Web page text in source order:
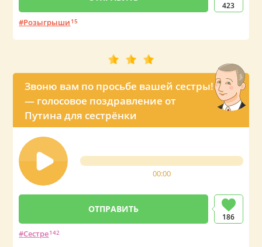
423
Розыгрыши 15
Звоню вам по просьбе вашей сестры!
— голосовое поздравление от
Путина для сестрёнки
00:00
186
Сестре142